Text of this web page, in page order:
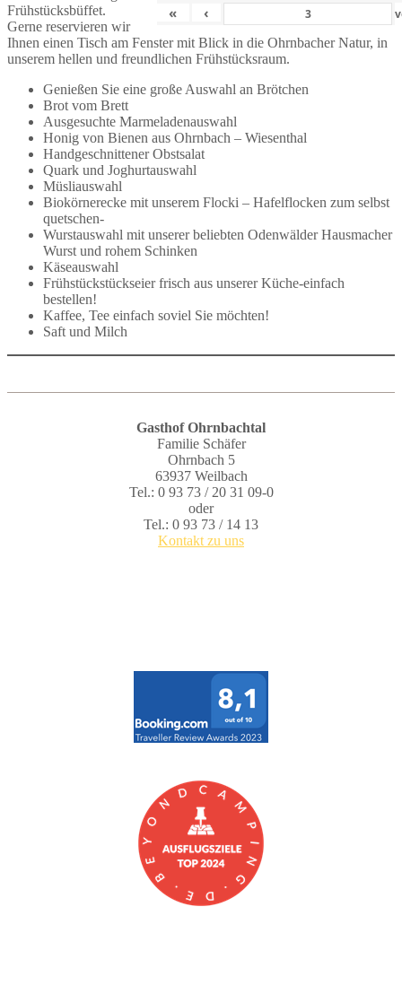
« ‹
Frühstücksbüffet.
Gerne reservieren wir
Ihnen einen Tisch am Fenster mit Blick in die Ohrnbacher Natur, in
unserem hellen und freundlichen Frühstücksraum.
Genießen Sie eine große Auswahl an Brötchen
Brot vom Brett
Ausgesuchte Marmeladenauswahl
Honig von Bienen aus Ohrnbach – Wiesenthal
Handgeschnittener Obstsalat
Quark und Joghurtauswahl
Müsliauswahl
Biokörnerecke mit unserem Flocki – Hafelflocken zum selbst
quetschen-
Wurstauswahl mit unserer beliebten Odenwälder Hausmacher
Wurst und rohem Schinken
Käseauswahl
Frühstückstückseier frisch aus unserer Küche-einfach
bestellen!
Kaffee, Tee einfach soviel Sie möchten!
Saft und Milch
Gasthof Ohrnbachtal
Familie Schäfer
Ohrnbach 5
63937 Weilbach
Tel.: 0 93 73 / 20 31 09-0
oder
Tel.: 0 93 73 / 14 13
Kontakt zu uns